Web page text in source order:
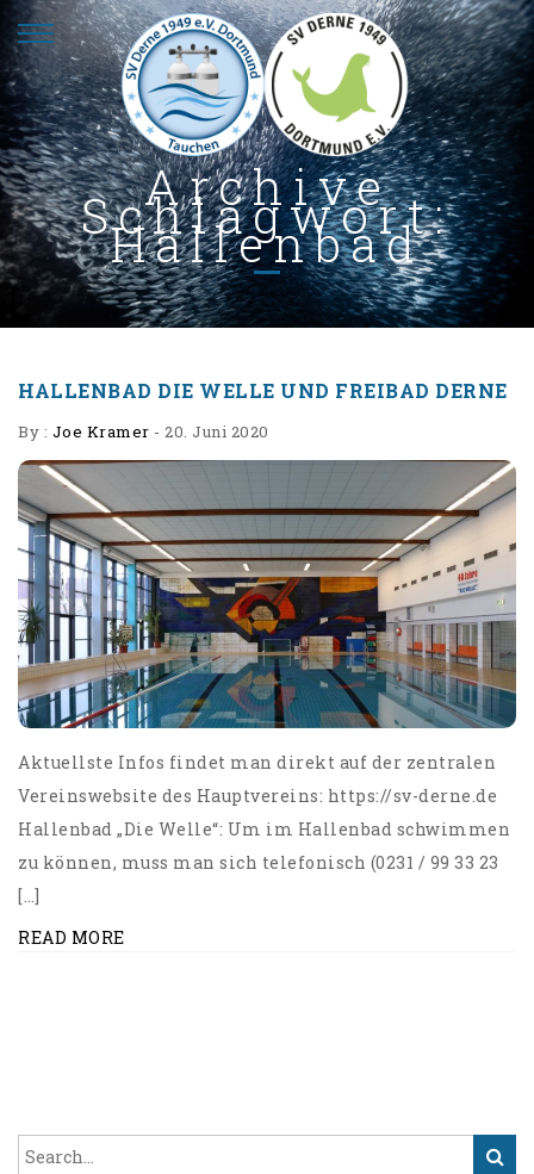
Archive
Schlagwort:
Hallenbad
HALLENBAD DIE WELLE UND FREIBAD DERNE
By : Joe Kramer - 20. Juni 2020
Aktuellste Infos findet man direkt auf der zentralen
Vereinswebsite des Hauptvereins: https://sv-derne.de
Hallenbad „Die Welle“: Um im Hallenbad schwimmen
zu können, muss man sich telefonisch (0231 / 99 33 23
[…]
READ MORE